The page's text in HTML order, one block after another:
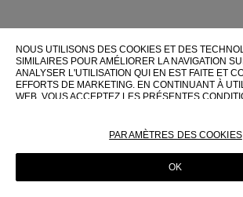
NOUS UTILISONS DES COOKIES ET DES
SIMILAIRES POUR AMÉLIORER LA NAVIGATION
ANALYSER L'UTILISATION QUI EN EST FAITE ET
EFFORTS DE MARKETING. EN CONTINUANT À
WEB, VOUS ACCEPTEZ LES PRÉSENTES
POUR PLUS D'INFORMATIONS SUR CES
POLITIQUE EN MATIÈRE DE COOKIES
PARAMÈTRES DES COOKIES
OK